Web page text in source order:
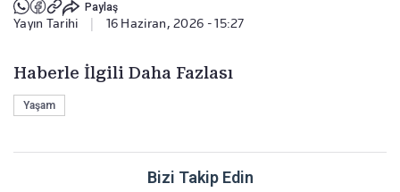
Paylaş
Yayın Tarihi 16 Haziran, 2026 - 15:27
Haberle İlgili Daha Fazlası
Yaşam
Bizi Takip Edin